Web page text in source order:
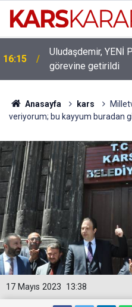
16:15
Uludaşdemir, YENİ
görevine getirildi
Anasayfa kars
veriyorum; bu kayyum buradan
13:38
17 Mayıs 2023